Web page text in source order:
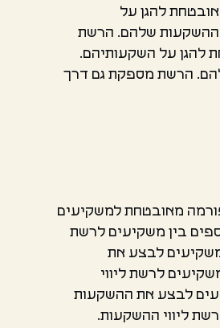
להגן על
ההשקעות שלהם. הרשת
להגן על השקעותיהם.
הרשת מספקת גם דרך
מאובטחת למשקיעים
בין משקיעים לרשת
לבצע את
לרשת ליווי
לבצע את ההשקעות
ליווי ההשקעות.